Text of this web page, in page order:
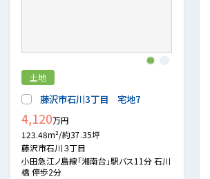
1
藤沢市石川3丁目 宅地7
土地
4,120万円
123.48m²/約37.35坪
藤沢市石川３丁目
小田急江ノ島線「湘南台」駅バス11分 石川
橋 停歩2分